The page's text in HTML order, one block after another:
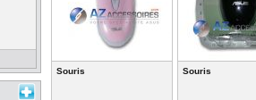
Souris Souris